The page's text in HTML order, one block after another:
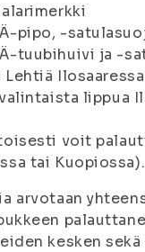
pipo, -
tuubihuivi ja -
Lehtiä
lippua
voit
tai Kuopiossa).
arvotaan
kesken